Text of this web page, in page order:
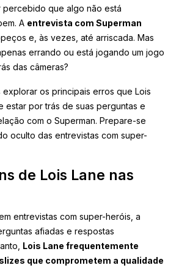
percebido que algo não está
A entrevista com Superman
e, às vezes, até arriscada. Mas
errando ou está jogando um jogo
das câmeras?
explorar os principais erros que Lois
estar por trás de suas perguntas e
com o Superman. Prepare-se
oculto das entrevistas com super-
de Lois Lane nas
entrevistas com super-heróis, a
afiadas e respostas
Lois Lane frequentemente
que comprometem a qualidade